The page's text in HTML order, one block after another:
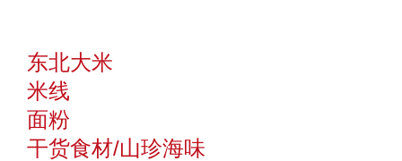
东北大米
米线
面粉
干货食材/山珍海味